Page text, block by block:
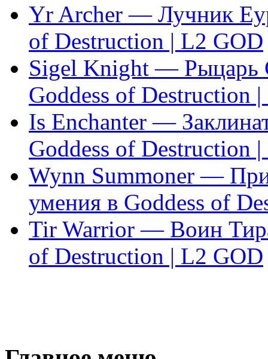
Yr Archer — Лучник
of Destruction | L2 GOD
Sigel Knight — Рыцарь
Goddess of Destruction
Is Enchanter —
Goddess of Destruction
Wynn Summoner —
умения в Goddess of
Tir Warrior — Воин
of Destruction | L2 GOD